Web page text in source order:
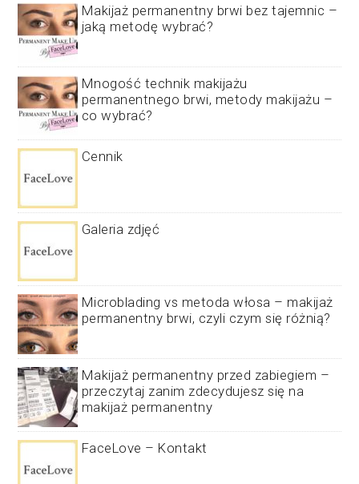
Makijaż permanentny brwi bez tajemnic –
jaką metodę wybrać?
Mnogość technik makijażu
permanentnego brwi, metody makijażu –
co wybrać?
Cennik
Galeria zdjęć
Microblading vs metoda włosa – makijaż
permanentny brwi, czyli czym się różnią?
Makijaż permanentny przed zabiegiem –
przeczytaj zanim zdecydujesz się na
makijaż permanentny
FaceLove – Kontakt